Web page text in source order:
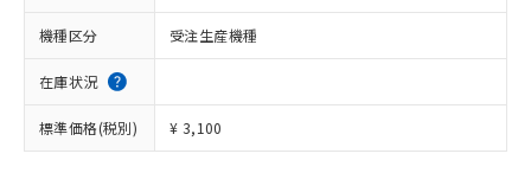
機種区分 受注生産機種
在庫状況
標準価格(税別) ¥ 3,100